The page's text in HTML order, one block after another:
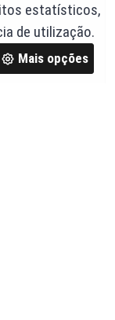
estatísticos,
de utilização.
Mais opções